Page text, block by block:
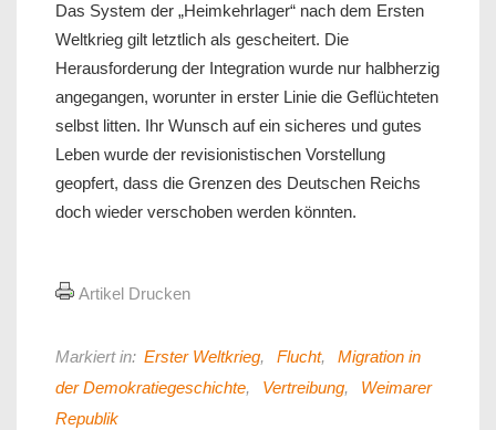
Das System der „Heimkehrlager“ nach dem Ersten
Weltkrieg gilt letztlich als gescheitert. Die
Herausforderung der Integration wurde nur halbherzig
angegangen, worunter in erster Linie die Geflüchteten
selbst litten. Ihr Wunsch auf ein sicheres und gutes
Leben wurde der revisionistischen Vorstellung
geopfert, dass die Grenzen des Deutschen Reichs
doch wieder verschoben werden könnten.
Artikel Drucken
Markiert in: Erster Weltkrieg, Flucht,
Migration in
der Demokratiegeschichte, Vertreibung,
Weimarer
Republik